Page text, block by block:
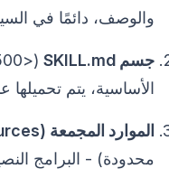
والوصف، دائمًا في
جسم SKILL.md
الأساسية، يتم تحميلها
الموارد المجمعة (Bundled resources)
محدودة) - البرامج